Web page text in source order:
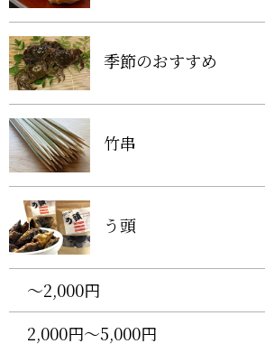
季節のおすすめ
竹串
う頭
〜2,000円
2,000円〜5,000円